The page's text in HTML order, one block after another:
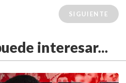
SIGUIENTE
interesar...